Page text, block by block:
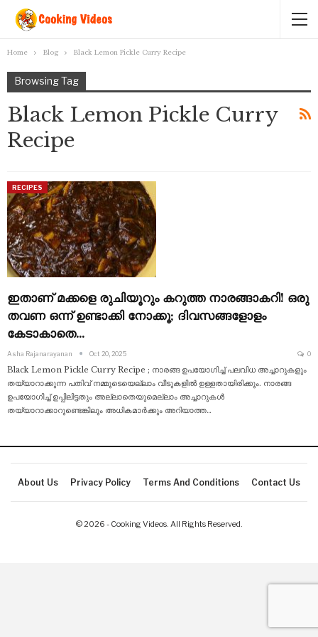
Home Blog Black Lemon Pickle Curry Recipe
Browsing Tag
Black Lemon Pickle Curry
Recipe
RECIPES
ഇതാണ് മക്കളെ രുചിയൂറും കറുത്ത നാരങ്ങാകറി! ഒരു
തവണ ഒന്ന് ഉണ്ടാക്കി നോക്കൂ; ദിവസങ്ങളോളം
കേടാകാതെ…
Asha Rajanarayanan Oct 20, 2025 0
Black Lemon Pickle Curry Recipe ; നാരങ്ങ ഉപയോഗിച്ച് പലവിധ അച്ചാറുകളും
തയ്യാറാക്കുന്ന പതിവ് നമ്മുടെയെല്ലാം വീടുകളിൽ ഉള്ളതായിരിക്കും. നാരങ്ങ
ഉപയോഗിച്ച് ഉപ്പിലിട്ടതും അല്ലാതെയുമെല്ലാം അച്ചാറുകൾ
തയ്യാറാക്കാറുണ്ടെങ്കിലും അധികമാർക്കും അറിയാത്ത…
About Us Privacy Policy Terms And Conditions Contact Us
© 2026 - Cooking Videos. All Rights Reserved.